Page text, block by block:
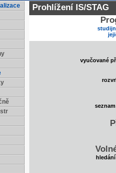
Prohlížení IS/STAG
vyučované